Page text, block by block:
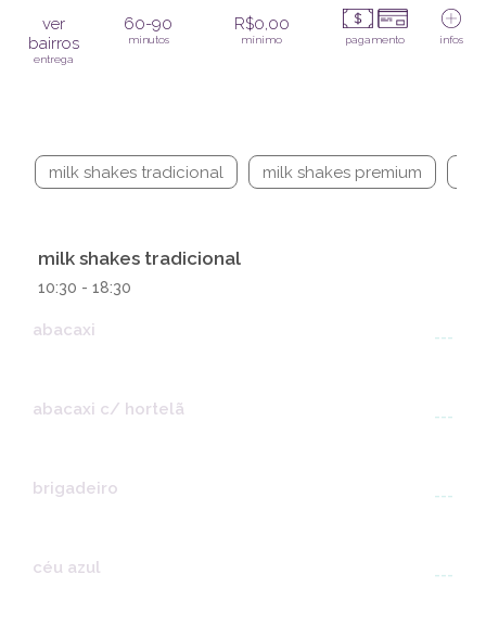
ver
bairros
entrega
60-90
minutos
R$0,00
mínimo pagamento infos
milk shakes tradicional milk shakes premium
milk shakes tradicional
10:30 - 18:30
abacaxi ---
abacaxi c/ hortelã ---
brigadeiro ---
céu azul ---